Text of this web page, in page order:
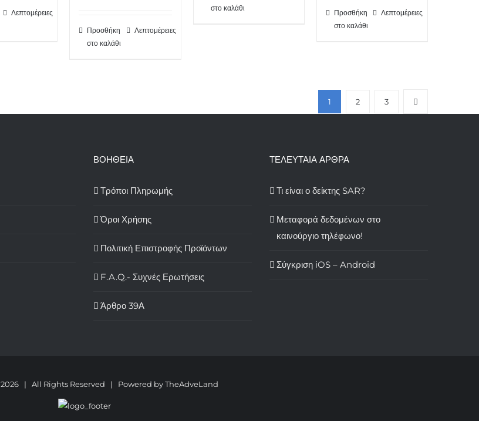
Λεπτομέρειες
Προσθήκη
στο καλάθι
Λεπτομέρειες
στο καλάθι
Προσθήκη
στο καλάθι
Λεπτομέρειες
1 2 3
ΒΟΗΘΕΙΑ
Τρόποι Πληρωμής
Όροι Χρήσης
Πολιτική Επιστροφής Προϊόντων
F.A.Q.- Συχνές Ερωτήσεις
Άρθρο 39Α
ΤΕΛΕΥΤΑΙΑ ΑΡΘΡΑ
Τι είναι ο δείκτης SAR?
Μεταφορά δεδομένων στο
καινούργιο τηλέφωνο!
Σύγκριση iOS – Android
2026 | All Rights Reserved | Powered byTheAdveLand